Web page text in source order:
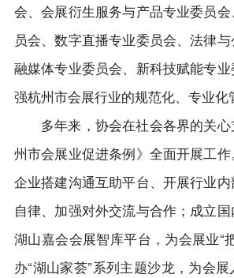
会员风采
会、会展衍生服务与产品专业委员
员会、数字直播专业委员会、法律与
融媒体专业委员会、新科技赋能专
强杭州市会展行业的规范化、专业化
多年来，协会在社会各界的关心
州市会展业促进条例》全面开展工
企业搭建沟通互助平台、开展行业
自律、加强对外交流与合作；成立
湖山嘉会会展智库平台，为会展业“
办“湖山家荟”系列主题沙龙，为会展